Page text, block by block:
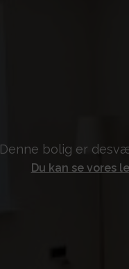
Denne bolig er
Du kan se vores